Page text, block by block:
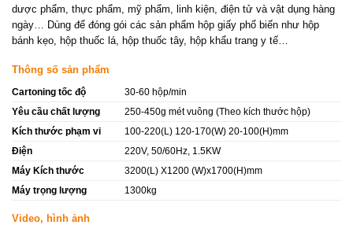
dược phẩm, thực phẩm, mỹ phẩm, linh kiện, điện tử và vật dụng hàng
ngày… Dùng để đóng gói các sản phẩm hộp giấy phổ biến như hộp
bánh kẹo, hộp thuốc lá, hộp thuốc tây, hộp khẩu trang y tế…
Thông số sản phẩm
Cartoning tốc độ 30-60 hộp/min
Yêu cầu chất lượng 250-450g mét vuông (Theo kích thước hộp)
Kích thước phạm vi 100-220(L) 120-170(W) 20-100(H)mm
Điện 220V, 50/60Hz, 1.5KW
Máy Kích thước 3200(L) X1200 (W)x1700(H)mm
Máy trọng lượng 1300kg
Video, hình ảnh